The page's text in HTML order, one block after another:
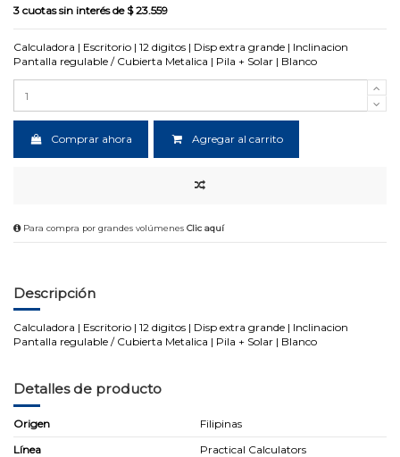
3 cuotas sin interés de $ 23.559
Calculadora | Escritorio | 12 digitos | Disp extra grande | Inclinacion
Pantalla regulable / Cubierta Metalica | Pila + Solar | Blanco
Comprar ahora Agregar al carrito
Para compra por grandes volúmenes Clic aquí
Descripción
Calculadora | Escritorio | 12 digitos | Disp extra grande | Inclinacion
Pantalla regulable / Cubierta Metalica | Pila + Solar | Blanco
Detalles de producto
Origen
Filipinas
Línea
Practical Calculators